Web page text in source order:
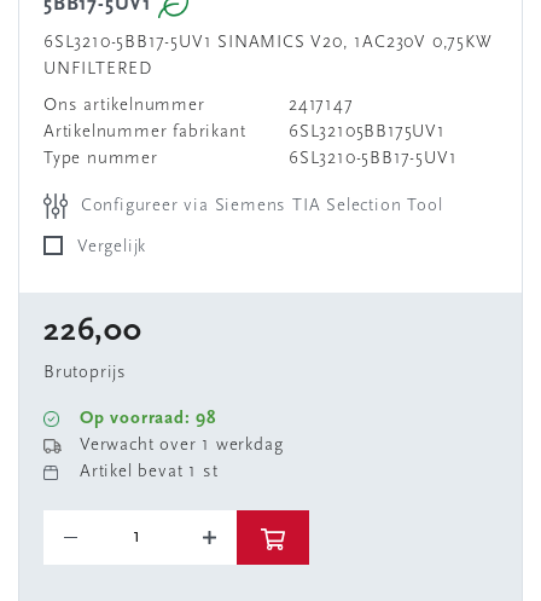
5BB17-5UV1
6SL3210-5BB17-5UV1 SINAMICS V20, 1AC230V 0,75KW
UNFILTERED
Ons artikelnummer
2417147
Artikelnummer fabrikant
6SL32105BB175UV1
Type nummer
6SL3210-5BB17-5UV1
Configureer via Siemens TIA Selection Tool
Vergelijk
226,00
Brutoprijs
Op voorraad: 98
Verwacht over 1 werkdag
Artikel bevat 1 st